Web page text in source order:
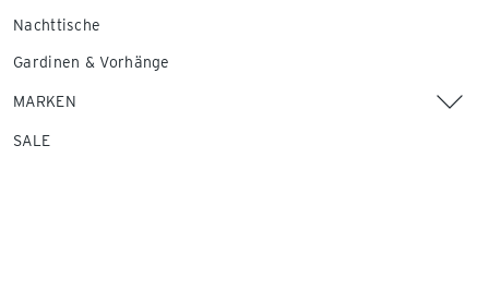
Nachttische
Gardinen & Vorhänge
MARKEN
SALE